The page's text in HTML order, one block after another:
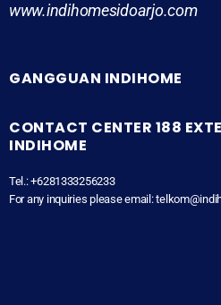
www.indihomesidoarjo.com
GANGGUAN INDIHOME
CONTACT CENTER 188
INDIHOME
Tel.: +6281333256233
For any inquiries please email: